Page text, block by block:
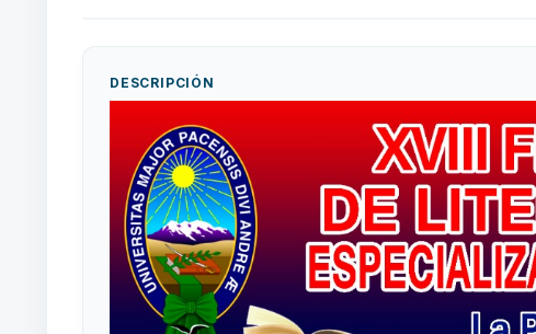
DESCRIPCIÓN